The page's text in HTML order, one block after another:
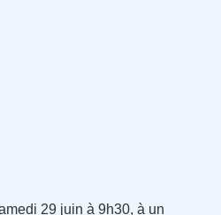
29 juin à 9h30, à un